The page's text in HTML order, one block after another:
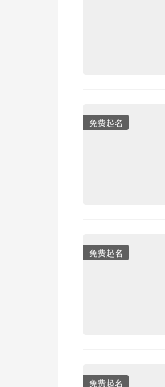
免费起名
免费起名
免费起名